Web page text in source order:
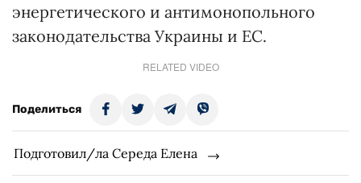
энергетического и антимонопольного
законодательства Украины и ЕС.
RELATED VIDEO
Поделиться
Подготовил/ла Середа Елена